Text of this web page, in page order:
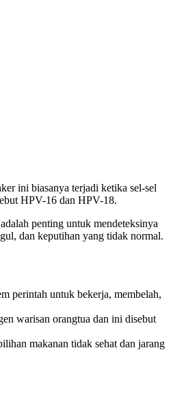
ini biasanya terjadi ketika sel-sel
HPV-16 dan HPV-18.
penting untuk mendeteksinya
dan keputihan yang tidak normal.
perintah untuk bekerja, membelah,
warisan orangtua dan ini disebut
makanan tidak sehat dan jarang
SAMPAI KE